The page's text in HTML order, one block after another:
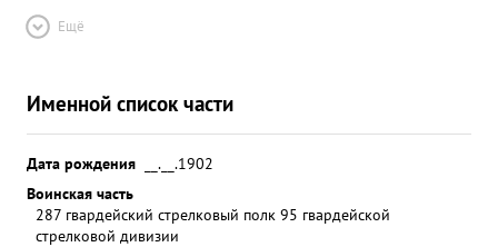
Ещё
Именной список части
Дата рождения
__.__.1902
Воинская часть
287 гвардейский стрелковый полк 95 гвардейской
стрелковой дивизии